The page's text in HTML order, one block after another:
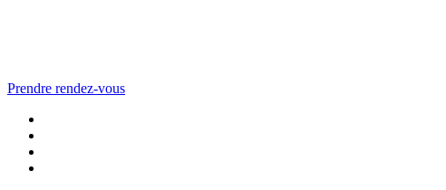
Prendre rendez-vous